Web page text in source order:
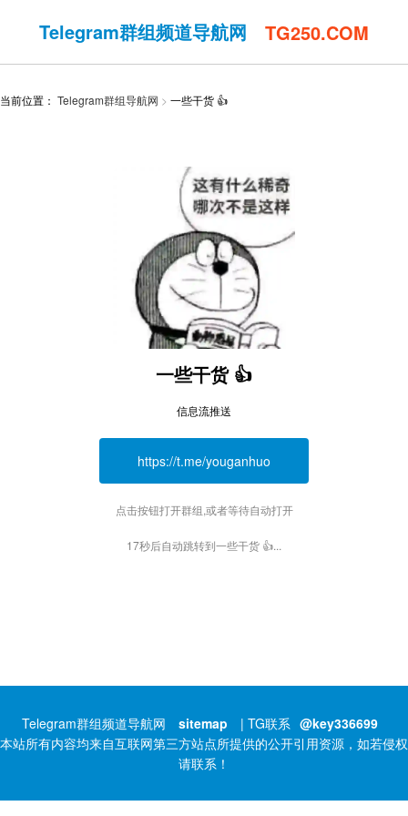
Telegram群组频道导航网 TG250.COM
当前位置： Telegram群组导航网 一些干货 👍
一些干货 👍
信息流推送
https://t.me/youganhuo
点击按钮打开群组,或者等待自动打开
17秒后自动跳转到一些干货 👍...
Telegram群组频道导航网 sitemap | TG联系 @key336699
本站所有内容均来自互联网第三方站点所提供的公开引用资源，如若侵权
请联系！